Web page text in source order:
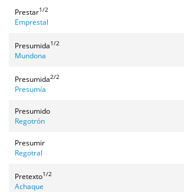
Prestar1/2
Emprestal
Presumida1/2
Mundona
Presumida2/2
Presumía
Presumido
Regotrón
Presumir
Regotral
Pretexto1/2
Achaque